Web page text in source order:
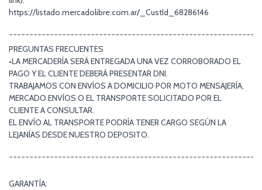
https://listado.mercadolibre.com.ar/_CustId_68286146
PREGUNTAS FRECUENTES
•LA MERCADERÍA SERÁ ENTREGADA UNA VEZ CORROBORADO EL
PAGO Y EL CLIENTE DEBERÁ PRESENTAR DNI.
TRABAJAMOS CON ENVÍOS A DOMICILIO POR MOTO MENSAJERÍA,
MERCADO ENVÍOS O EL TRANSPORTE SOLICITADO POR EL
CLIENTE A CONSULTAR.
EL ENVÍO AL TRANSPORTE PODRÍA TENER CARGO SEGÚN LA
LEJANÍAS DESDE NUESTRO DEPOSITO.
GARANTÍA: